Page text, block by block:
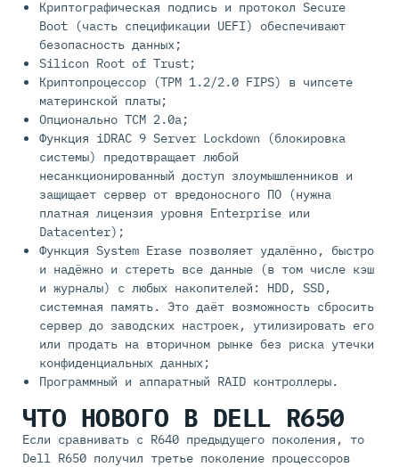
Криптографическая подпись и протокол Secure
Boot (часть спецификации UEFI) обеспечивают
безопасность данных;
Silicon Root of Trust;
Криптопроцессор (TPM 1.2/2.0 FIPS) в чипсете
материнской платы;
Опционально TCM 2.0а;
Функция iDRAC 9 Server Lockdown (блокировка
системы) предотвращает любой
несанкционированный доступ злоумышленников и
защищает сервер от вредоносного ПО (нужна
платная лицензия уровня Enterprise или
Datacenter);
Функция System Erase позволяет удалённо, быстро
и надёжно и стереть все данные (в том числе кэш
и журналы) с любых накопителей: HDD, SSD,
системная память. Это даёт возможность сбросить
сервер до заводских настроек, утилизировать его
или продать на вторичном рынке без риска утечки
конфиденциальных данных;
Программный и аппаратный RAID контроллеры.
ЧТО НОВОГО В DELL R650
Если сравнивать с R640 предыдущего поколения, то
Dell R650 получил третье поколение процессоров